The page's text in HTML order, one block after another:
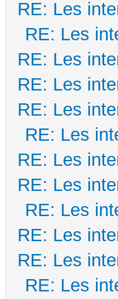
RE: Les
RE: Les
RE: Les
RE: Les
RE: Les
RE: Les
RE: Les
RE: Les
RE: Les
RE: Les
RE: Les
RE: Les